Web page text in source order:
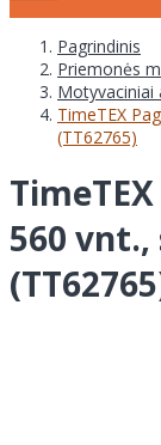
Pagrindinis
Priemonės
Motyvaciniai
TimeTEX
(TT62765)
560